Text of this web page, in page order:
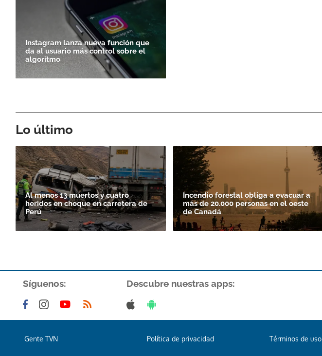
Instagram lanza nueva función que
da al usuario más control sobre el
algoritmo
Lo último
Al menos 13 muertos y cuatro
heridos en choque en carretera de
Perú
Incendio forestal obliga a evacuar a
más de 20.000 personas en el oeste
de Canadá
Síguenos: Descubre nuestras apps:
Gente TVN Política de privacidad Términos de uso